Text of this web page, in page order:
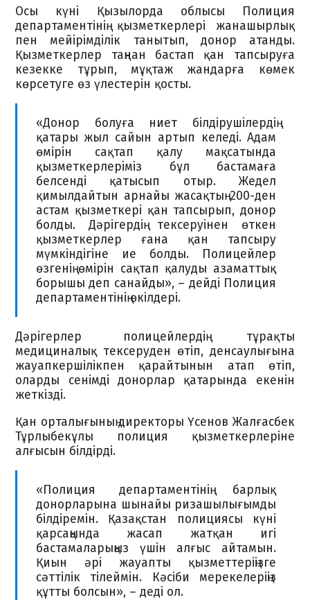
Осы күні Қызылорда облысы Полиция
департаментінің қызметкерлері жанашырлық
пен мейірімділік танытып, донор атанды.
Қызметкерлер таңнан бастап қан тапсыруға
кезекке тұрып, мұқтаж жандарға көмек
көрсетуге өз үлестерін қосты.
«Донор болуға ниет білдірушілердің
қатары жыл сайын артып келеді. Адам
өмірін сақтап қалу мақсатында
қызметкерлеріміз бұл бастамаға
белсенді қатысып отыр. Жедел
қимылдайтын арнайы жасақтың 200-ден
астам қызметкері қан тапсырып, донор
болды. Дәрігердің тексеруінен өткен
қызметкерлер ғана қан тапсыру
мүмкіндігіне ие болды. Полицейлер
өзгенің өмірін сақтап қалуды азаматтық
борышы деп санайды», – дейді Полиция
департаментінің өкілдері.
Дәрігерлер полицейлердің тұрақты
медициналық тексеруден өтіп, денсаулығына
жауапкершілікпен қарайтынын атап өтіп,
оларды сенімді донорлар қатарында екенін
жеткізді.
Қан орталығының директоры Үсенов Жалғасбек
Тұрлыбекұлы полиция қызметкерлеріне
алғысын білдірді.
«Полиция департаментінің барлық
донорларына шынайы ризашылығымды
білдіремін. Қазақстан полициясы күні
қарсаңында жасап жатқан игі
бастамаларыңыз үшін алғыс айтамын.
Қиын әрі жауапты қызметтеріңізге
сәттілік тілеймін. Кәсіби мерекелеріңіз
құтты болсын», – деді ол.